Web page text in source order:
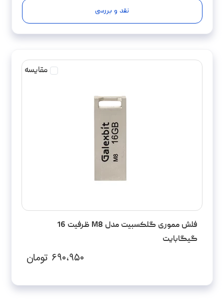
نقد و بررسی
مقایسه
فلش مموری گلکسبیت مدل M8 ظرفیت 16
گیگابایت
۶۹۰،۹۵۰ تومان